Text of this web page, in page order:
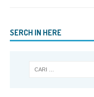
SERCH IN HERE